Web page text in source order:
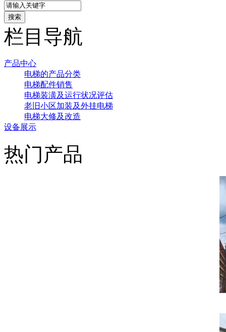
栏目导航
产品中心
电梯的产品分类
电梯配件销售
电梯装潢及运行状况评估
老旧小区加装及外挂电梯
电梯大修及改造
设备展示
热门产品